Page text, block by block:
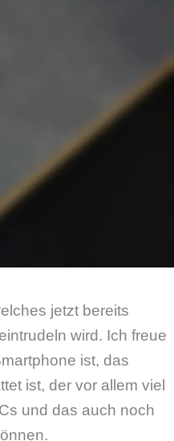
jetzt bereits
wird. Ich freue
ist, das
ist, der vor allem viel
und das auch noch